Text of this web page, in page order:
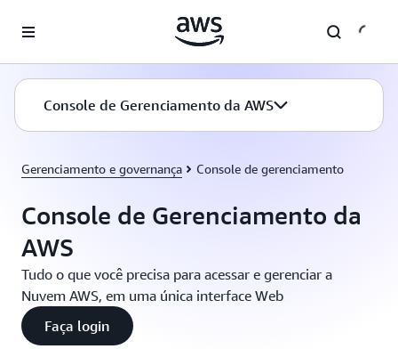
Pular para o conteúdo principal
Console de Gerenciamento da AWS
Gerenciamento e governança Console de gerenciamento
Console de Gerenciamento da
AWS
Tudo o que você precisa para acessar e gerenciar a
Nuvem AWS, em uma única interface Web
Faça login